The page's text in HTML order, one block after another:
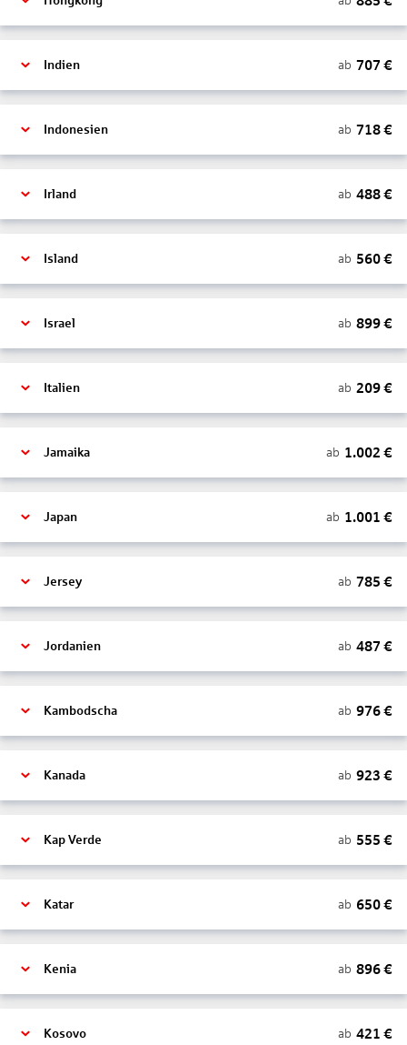
Indien ab 707 €
Indonesien ab 718€
Irland ab 488€
Island ab 560€
Israel ab 899€
Italien ab 209€
Jamaika ab 1.002 €
Japan ab 1.001 €
Jersey ab 785 €
Jordanien ab 487 €
Kambodscha ab 976€
Kanada ab 923 €
Kap Verde ab 555 €
Katar ab 650€
Kenia ab 896€
Kosovo ab 421 €